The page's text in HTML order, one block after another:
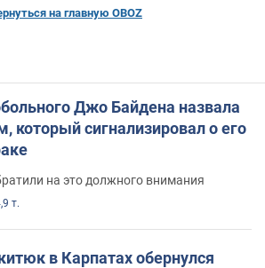
на главную OBOZ
Джо Байдена назвала
который сигнализировал о его
на это должного внимания
т.
в Карпатах обернулся